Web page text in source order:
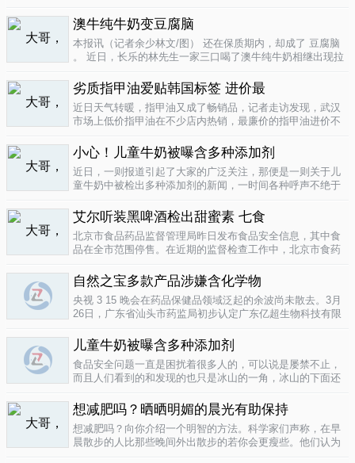
批次不合格原因是会产生剧毒。不合格率53.3%涉及多个品
牌据介绍，厦门市工商局今..
澳牛纯牛奶变豆腐脑
本报讯（记者余少林文/图） 还在保质期内，却成了 豆腐脑
。 近日，长乐的林先生一家三口喝了澳牛纯牛奶相继出现拉
纯牛奶并 不纯 ，呈凝固状，像酸奶。昨日上午，林先生向长
乐工商局12315投..
劣质指甲油爱贴韩国标签 进价最
近日天气转暖，指甲油又成了畅销品，记者走访发现，武汉
市场上低价指甲油在不少店内热销，最廉价的指甲油进价不
渡桥夜市上，不少摊位都有五颜六色的指甲油摆卖。 韩国进
口指甲油只要9元，另一个韩国..
小心！儿童牛奶被曝含多种添加剂
近日，一则报道引起了大家的广泛关注，那便是一则关于儿
童牛奶中被检出多种添加剂的新闻，一时间各种呼声不绝于
慌。 每天一斤奶，强壮中国人 ，到底让儿童强壮起来的是牛
奶，还是添加剂？超市中的儿童牛..
艾尔听装黑啤酒检出甜蜜素 七食
北京市食品药品监督管理局昨日发布食品安全信息，其中食
品在全市范围停售。在近期的监督检查工作中，北京市食药
带集团北京蓝宝酒业有限公司生产的 艾尔 听装黑啤酒，检出
不得检出的甜蜜素。北京市..
自然之宝多款产品涉嫌含化学物
央视 3 15 晚会在药品保健品领域泛起的余波尚未散去。3月
26日，广东省汕头市药监局初步认定广东亿超生物科技有限
已涉嫌构成生产销售伪劣产品罪，决定将案件移送汕头市公
安局依法查处。亿..
儿童牛奶被曝含多种添加剂
食品安全问题一直是困扰着很多人的，可以说是屡禁不止，
而且人们看到的和发现的也只是冰山的一角，冰山的下面还
中国家向发达国家进展的过程中的必经之路吧，但是，人们
要为这种发展付出一定的代价，尤其..
想减肥吗？晒晒明媚的晨光有助保持
想减肥吗？向你介绍一个明智的方法。科学家们声称，在早
晨散步的人比那些晚间外出散步的若你会更瘦些。他们认为